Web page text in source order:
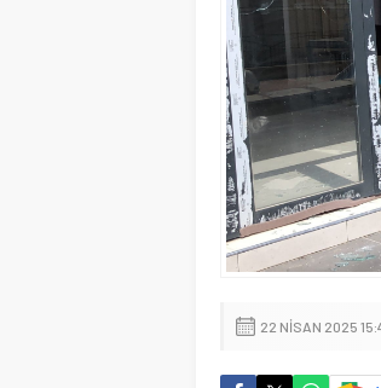
22 NISAN 2025